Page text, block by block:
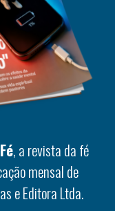
, a revista da fé
mensal de
e Editora Ltda.